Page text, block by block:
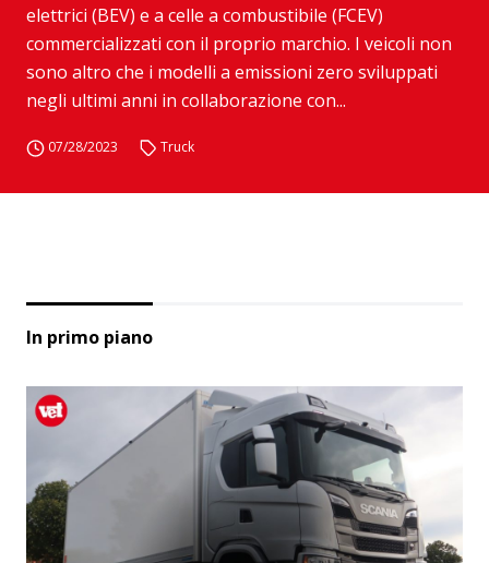
elettrici (BEV) e a celle a combustibile (FCEV)
commercializzati con il proprio marchio. I veicoli non
sono altro che i modelli a emissioni zero sviluppati
negli ultimi anni in collaborazione con...
07/28/2023 Truck
In primo piano